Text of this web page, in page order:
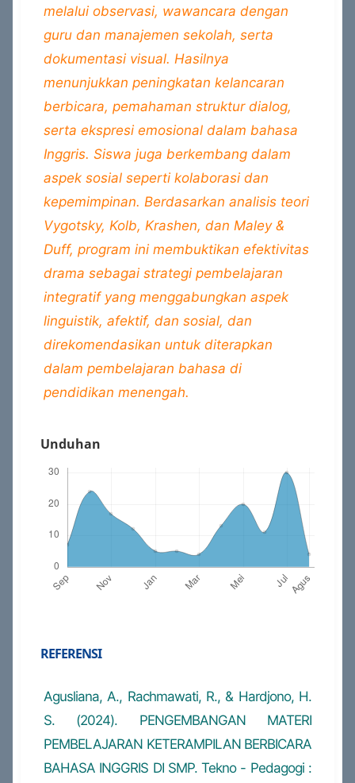
melalui observasi, wawancara dengan
guru dan manajemen sekolah, serta
dokumentasi visual. Hasilnya
menunjukkan peningkatan kelancaran
berbicara, pemahaman struktur dialog,
serta ekspresi emosional dalam bahasa
Inggris. Siswa juga berkembang dalam
aspek sosial seperti kolaborasi dan
kepemimpinan. Berdasarkan analisis teori
Vygotsky, Kolb, Krashen, dan Maley &
Duff, program ini membuktikan efektivitas
drama sebagai strategi pembelajaran
integratif yang menggabungkan aspek
linguistik, afektif, dan sosial, dan
direkomendasikan untuk diterapkan
dalam pembelajaran bahasa di
pendidikan menengah.
Unduhan
REFERENSI
Agusliana, A., Rachmawati, R., & Hardjono, H.
S. (2024). PENGEMBANGAN MATERI
PEMBELAJARAN KETERAMPILAN BERBICARA
BAHASA INGGRIS DI SMP. Tekno - Pedagogi :